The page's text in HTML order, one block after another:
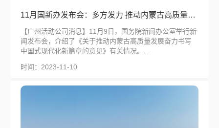
11月国新办发布会：多方发力 推动内蒙古高质量发展
【广州活动公司消息】11月9日，国务院新闻办公室举行新
闻发布会，介绍了《关于推动内蒙古高质量发展奋力书写
中国式现代化新篇章的意见》有关情况。...
时间：2023-11-10